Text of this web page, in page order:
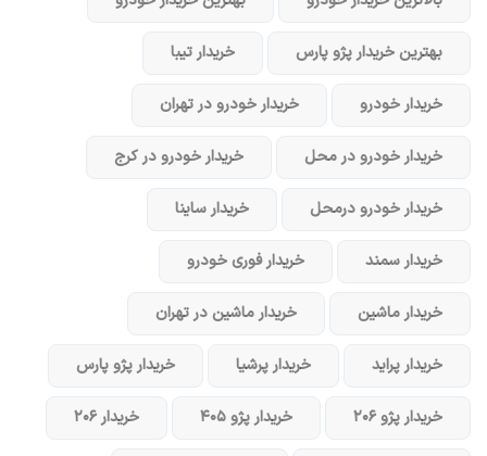
بهترین خریدار پژو پارس خریدار تیبا
خریدار خودرو خریدار خودرو در تهران
خریدار خودرو در محل خریدار خودرو در کرج
خریدار خودرو در‌محل خریدار ساینا
خریدار سمند خریدار فوری خودرو
خریدار ماشین خریدار ماشین در تهران
خریدار پراید خریدار پرشیا خریدار پژو پارس
خریدار پژو ۲۰۶ خریدار پژو ۴۰۵ خریدار ۲۰۶